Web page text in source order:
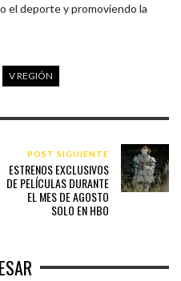
el deporte y promoviendo la
V REGIÓN
POST SIGUIENTE
ESTRENOS EXCLUSIVOS
DE PELÍCULAS DURANTE
EL MES DE AGOSTO
SOLO EN HBO